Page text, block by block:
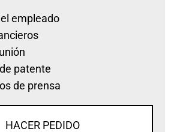
empleado
patente
de prensa
HACER PEDIDO